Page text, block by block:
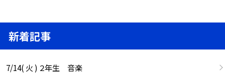
新着記事
7/14( 火 ) ２年生 音楽